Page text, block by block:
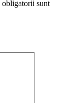
obligatorii sunt